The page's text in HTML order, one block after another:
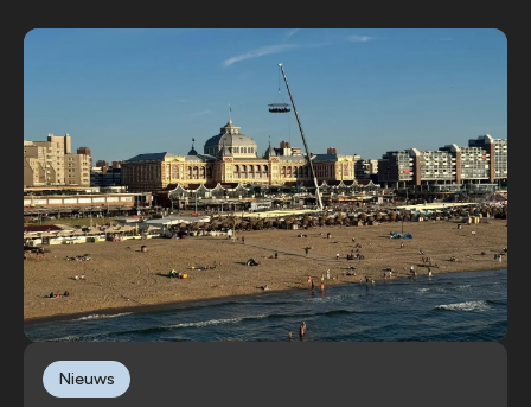
Nieuws